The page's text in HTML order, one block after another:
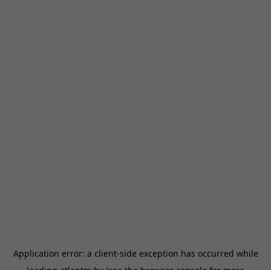
Application error: a client-side exception has occurred while